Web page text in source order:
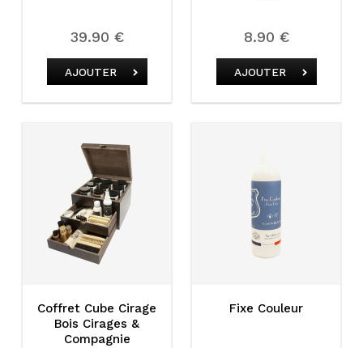
39.90 €
AJOUTER
8.90 €
AJOUTER
Coffret Cube Cirage
Bois Cirages &
Compagnie
Fixe Couleur